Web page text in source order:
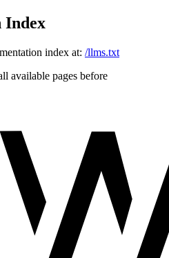
Index
index at: /llms.txt
available pages before